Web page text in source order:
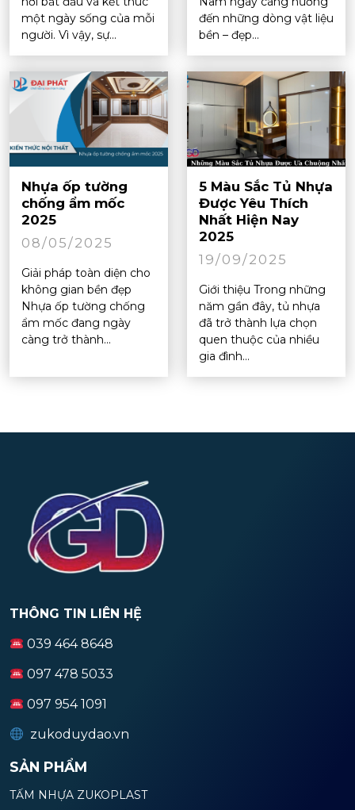
một ngày sống của mỗi
người. Vì vậy, sự...
đến những dòng vật liệu
bền – đẹp...
Nhựa ốp tường
chống ẩm mốc
2025
08/05/2025
Giải pháp toàn diện cho
không gian bền đẹp
Nhựa ốp tường chống
ẩm mốc đang ngày
càng trở thành...
5 Màu Sắc Tủ Nhựa
Được Yêu Thích
Nhất Hiện Nay
2025
19/09/2025
Giới thiệu Trong những
năm gần đây, tủ nhựa
đã trở thành lựa chọn
quen thuộc của nhiều
gia đình...
THÔNG TIN LIÊN HỆ
039 464 8648
097 478 5033
097 954 1091
zukoduydao.vn
SẢN PHẨM
TẤM NHỰA ZUKOPLAST